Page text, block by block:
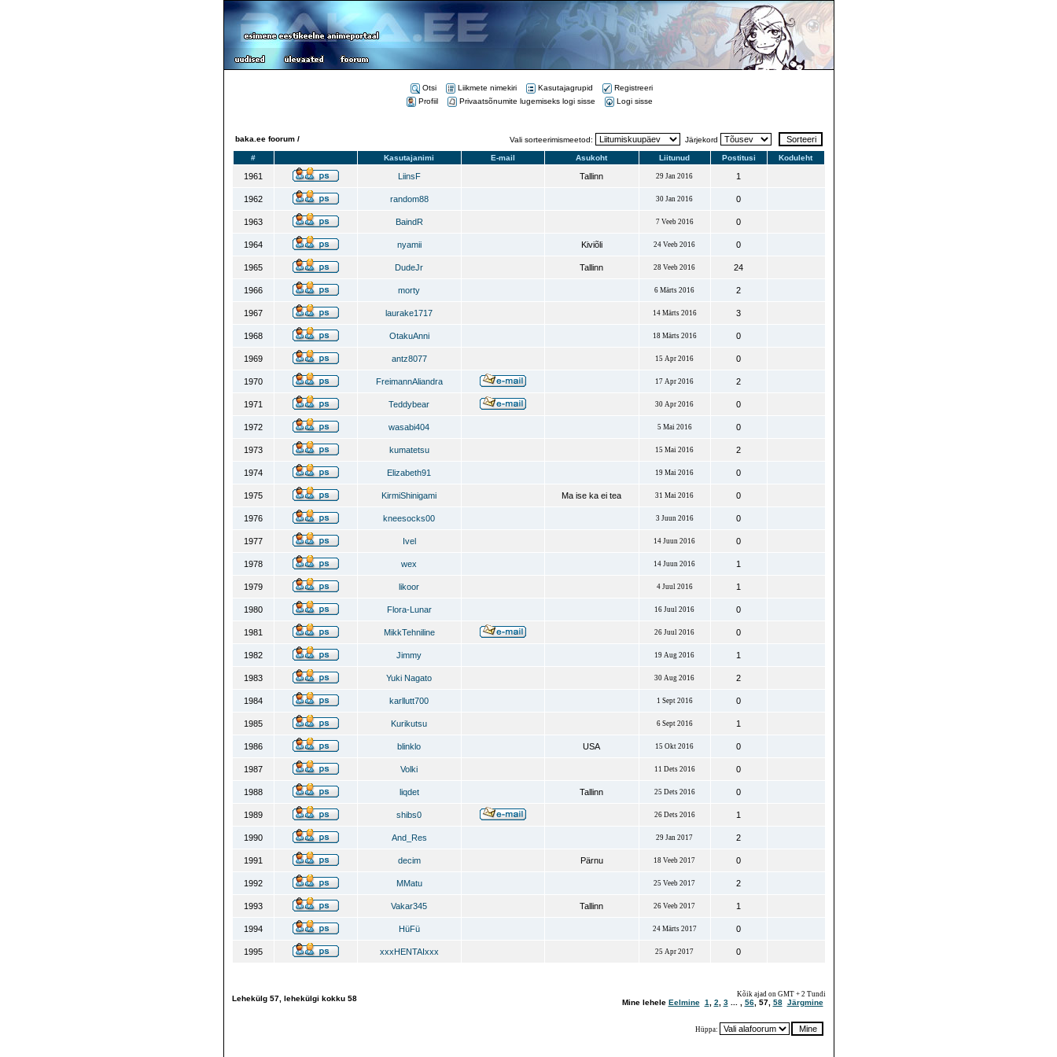
Otsi Liikmete nimekiri Kasutajagrupid
Registreeri
Profiil
Privaatsõnumite lugemiseks logi sisse Logi sisse
baka.ee foorum / Vali sorteerimismeetod: Järjekord
# Kasutajanimi E-mail Asukoht Liitunud Postitusi Koduleht
1961 LiinsF Tallinn 29 Jan 2016 1
1962 random88 30 Jan 2016 0
1963 BaindR 7 Veeb 2016 0
1964 nyamii Kiviõli 24 Veeb 2016 0
1965 DudeJr Tallinn 28 Veeb 2016 24
1966 morty 6 Märts 2016 2
1967 laurake1717 14 Märts 2016 3
1968 OtakuAnni 18 Märts 2016 0
1969 antz8077 15 Apr 2016 0
1970 FreimannAliandra 17 Apr 2016 2
1971 Teddybear 30 Apr 2016 0
1972 wasabi404 5 Mai 2016 0
1973 kumatetsu 15 Mai 2016 2
1974 Elizabeth91 19 Mai 2016 0
1975 KirmiShinigami Ma ise ka ei tea 31 Mai 2016 0
1976 kneesocks00 3 Juun 2016 0
1977 Ivel 14 Juun 2016 0
1978 wex 14 Juun 2016 1
1979 likoor 4 Juul 2016 1
1980 Flora-Lunar 16 Juul 2016 0
1981 MikkTehniline 26 Juul 2016 0
1982 Jimmy 19 Aug 2016 1
1983 Yuki Nagato 30 Aug 2016 2
1984 karllutt700 1 Sept 2016 0
1985 Kurikutsu 6 Sept 2016 1
1986 blinklo USA 15 Okt 2016 0
1987 Volki 11 Dets 2016 0
1988 liqdet Tallinn 25 Dets 2016 0
1989 shibs0 26 Dets 2016 1
1990 And_Res 29 Jan 2017 2
1991 decim Pärnu 18 Veeb 2017 0
1992 MMatu 25 Veeb 2017 2
1993 Vakar345 Tallinn 26 Veeb 2017 1
1994 HüFü 24 Märts 2017 0
1995 xxxHENTAIxxx 25 Apr 2017 0
Lehekülg 57, lehekülgi kokku 58 Kõik ajad on GMT + 2 Tundi
Mine lehele Eelmine 1 2 3... , 56, 57, 58 Järgmine
Hüppa: